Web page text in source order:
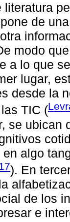
literatura
de
modo
a lo que
lugar,
desde la
TIC (
se ubican
algo
). En
de los
e